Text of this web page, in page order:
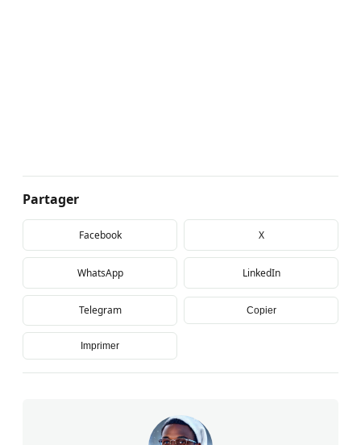
Partager
Facebook X
WhatsApp LinkedIn
Telegram Copier
Imprimer